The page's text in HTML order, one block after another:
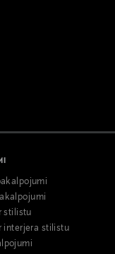
stilistu
interjera stilistu